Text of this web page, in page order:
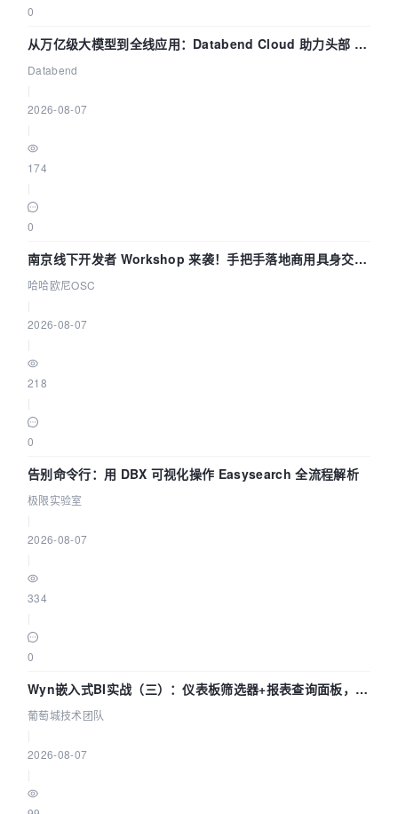
0
从万亿级大模型到全线应用：Databend Cloud 助力头部 AI
企业构建全链路 Trace 数据管道
Databend
2026-08-07
174
0
南京线下开发者 Workshop 来袭！手把手落地商用具身交互
智能 Agent 应用
哈哈欧尼OSC
2026-08-07
218
0
告别命令行：用 DBX 可视化操作 Easysearch 全流程解析
极限实验室
2026-08-07
334
0
Wyn嵌入式BI实战（三）：仪表板筛选器+报表查询面板，参
数联动全闭环
葡萄城技术团队
2026-08-07